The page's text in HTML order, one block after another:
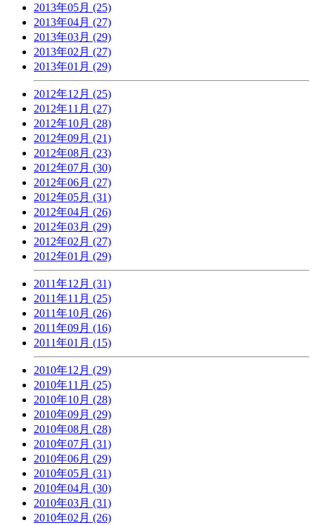
2013年05月 (25)
2013年04月 (27)
2013年03月 (29)
2013年02月 (27)
2013年01月 (29)
2012年12月 (25)
2012年11月 (27)
2012年10月 (28)
2012年09月 (21)
2012年08月 (23)
2012年07月 (30)
2012年06月 (27)
2012年05月 (31)
2012年04月 (26)
2012年03月 (29)
2012年02月 (27)
2012年01月 (29)
2011年12月 (31)
2011年11月 (25)
2011年10月 (26)
2011年09月 (16)
2011年01月 (15)
2010年12月 (29)
2010年11月 (25)
2010年10月 (28)
2010年09月 (29)
2010年08月 (28)
2010年07月 (31)
2010年06月 (29)
2010年05月 (31)
2010年04月 (30)
2010年03月 (31)
2010年02月 (26)